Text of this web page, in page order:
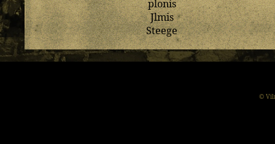
plonis
Jlmis
Steege
©